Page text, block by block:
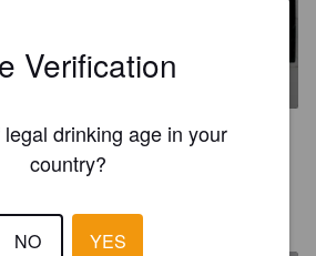
Brasserie Saint-Germain (Page 24).
Verification
drinking age in your
country?
NO YES